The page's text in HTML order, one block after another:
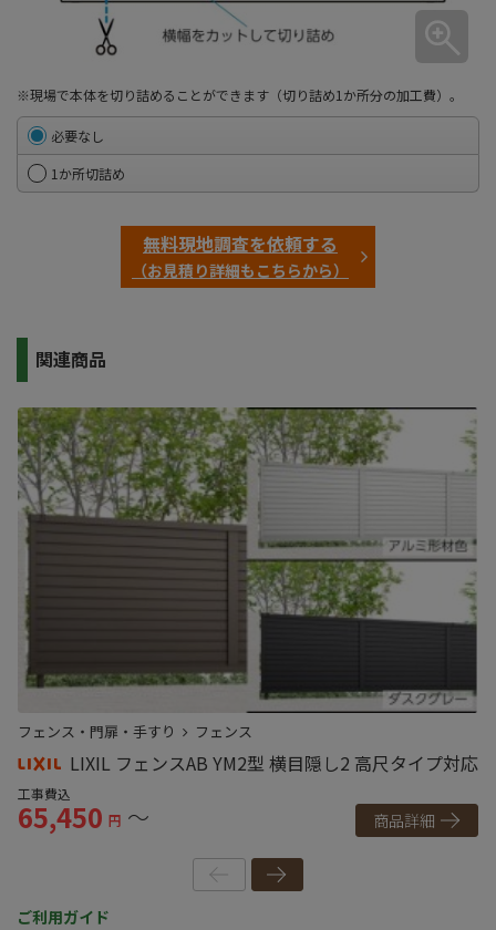
※現場で本体を切り詰めることができます（切り詰め1か所分の加工費）。
必要なし
1か所切詰め
無料現地調査を依頼する
（お見積り詳細もこちらから）
関連商品
フェンス・門扉・手すり フェンス
LIXIL フェンスAB YM2型 横目隠し2 高尺タイプ対応
工事費込
65,450 円 ～ 商品詳細
ご利用ガイド